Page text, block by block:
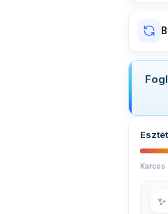
Karcos
✨